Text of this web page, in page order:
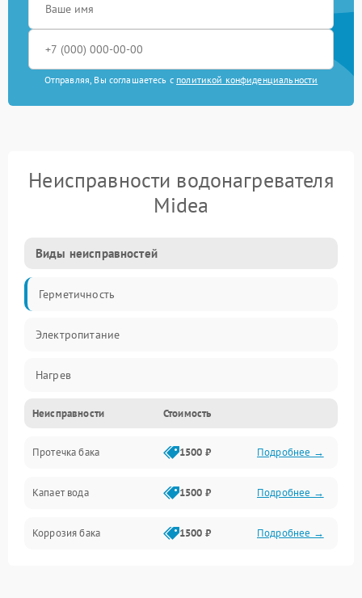
Отправляя, Вы соглашаетесь с политикой конфиденциальности
Неисправности водонагревателя
Midea
Виды неисправностей
Герметичность
Электропитание
Нагрев
Датчики
Механика
Неисправности Стоимость
Протечка бака 1500 ₽ Подробнее →
Капает вода 1500 ₽ Подробнее →
Коррозия бака 1500 ₽ Подробнее →